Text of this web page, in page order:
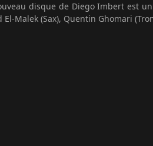
disque de Diego Imbert est
El-Malek (Sax), Quentin Ghomari